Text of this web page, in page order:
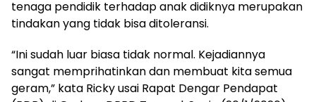
tenaga pendidik terhadap anak didiknya merupakan
tindakan yang tidak bisa ditoleransi.
“Ini sudah luar biasa tidak normal. Kejadiannya
sangat memprihatinkan dan membuat kita semua
geram,” kata Ricky usai Rapat Dengar Pendapat